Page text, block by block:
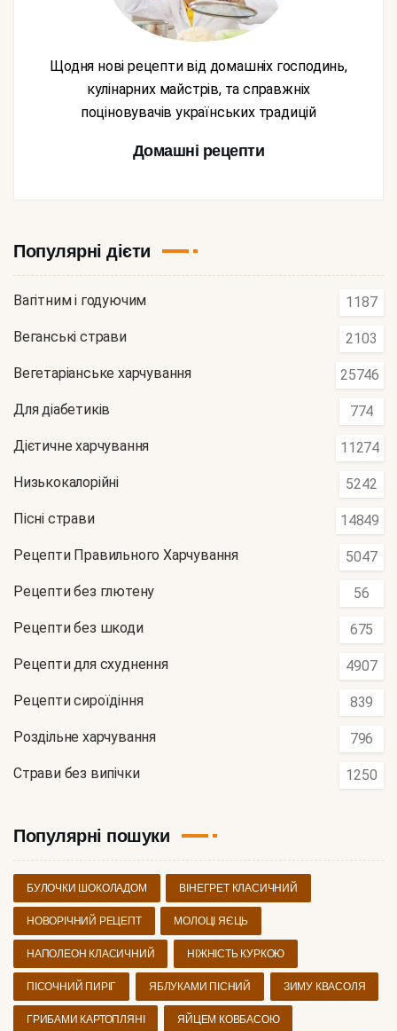
Щодня нові рецепти від домашніх господинь,
кулінарних майстрів, та справжніх
поціновувачів українських традицій
Домашні рецепти
Популярні дієти
Вагітним і годуючим 1187
Веганські страви 2103
Вегетаріанське харчування 25746
Для діабетиків 774
Дієтичне харчування 11274
Низькокалорійні 5242
Пісні страви 14849
Рецепти Правильного Харчування 5047
Рецепти без глютену 56
Рецепти без шкоди 675
Рецепти для схуднення 4907
Рецепти сироїдіння 839
Роздільне харчування 796
Страви без випічки 1250
Популярні пошуки
БУЛОЧКИ ШОКОЛАДОМ ВІНЕГРЕТ КЛАСИЧНИЙ
НОВОРІЧНИЙ РЕЦЕПТ МОЛОЦІ ЯЄЦЬ
НАПОЛЕОН КЛАСИЧНИЙ НІЖНІСТЬ КУРКОЮ
ПІСОЧНИЙ ПИРІГ ЯБЛУКАМИ ПІСНИЙ ЗИМУ КВАСОЛЯ
ГРИБАМИ КАРТОПЛЯНІ ЯЙЦЕМ КОВБАСОЮ